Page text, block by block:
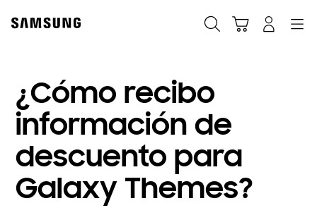
content
¿Cómo recibo
información de
descuento para
Galaxy Themes?